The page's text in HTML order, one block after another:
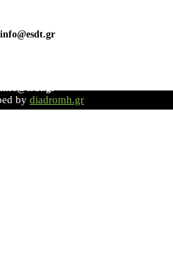
info@esdt.gr
info@esdt.gr
by diadromh.gr